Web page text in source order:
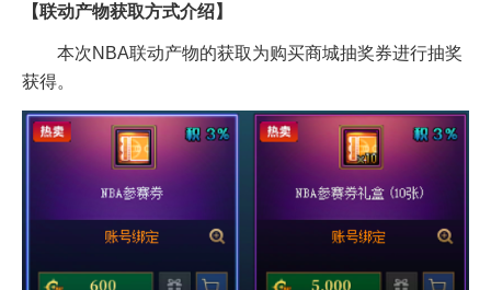
【联动产物获取方式介绍】
本次NBA联动产物的获取为购买商城抽奖券进行抽奖
获得。